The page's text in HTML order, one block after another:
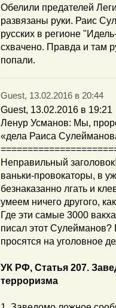
Обелили предателей
развязаны руки. Раис
русских в регионе
схвачено. Правда и там
попали.
Guest, 13.02.2016 в 20:44
Guest, 13.02.2016 в 19:21
Ленур Усманов: Мы,
«дела Раиса
Неправильный
ваньки-провокаторы, в
безнаказанно лгать и
умеем ничего другого,
Где эти самые 3000
писал этот
просятся на уголовное
УК РФ, Статья 207.
терроризма